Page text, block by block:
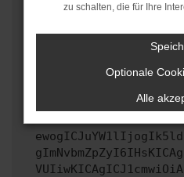
Wende dich an den
Wenn du alle oben
kontaktiere uns bitte. Wir
Problem zu beheben. Du
schicken, um uns bei der
zu schalten, die für Ihre
Optionale
Alle